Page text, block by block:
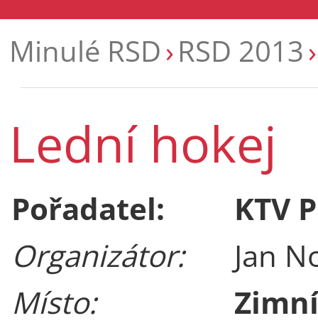
Minulé RSD RSD 2013
Lední hokej
Pořadatel:
KTV
Organizátor:
Jan
Místo: